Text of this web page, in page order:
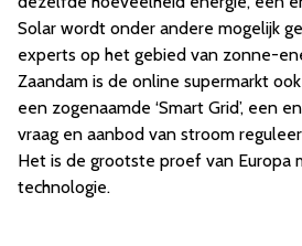
Solar wordt onder andere mogelijk
experts op het gebied van zonne-
Zaandam is de online supermarkt
een zogenaamde ‘Smart Grid’, een
vraag en aanbod van stroom
Het is de grootste proef van Europa
technologie.